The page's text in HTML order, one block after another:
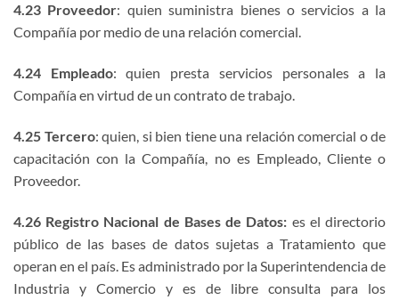
4.23 Proveedor: quien suministra bienes o servicios a la
Compañía por medio de una relación comercial.
4.24 Empleado: quien presta servicios personales a la
Compañía en virtud de un contrato de trabajo.
4.25 Tercero: quien, si bien tiene una relación comercial o de
capacitación con la Compañía, no es Empleado, Cliente o
Proveedor.
4.26 Registro Nacional de Bases de Datos: es el directorio
público de las bases de datos sujetas a Tratamiento que
operan en el país. Es administrado por la Superintendencia de
Industria y Comercio y es de libre consulta para los